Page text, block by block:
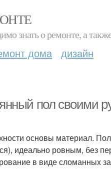
знать о ремонте, а
дома дизайн
пол своими
основы материал.
идеально ровным, без
в виде сломанных